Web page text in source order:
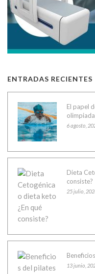
ENTRADAS RECIENTES
El papel
6 agosto,
Dieta
consiste?
25 julio,
13 junio,